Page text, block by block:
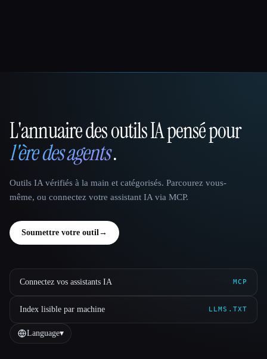
That AI Collection
L'annuaire des outils IA pensé pour
l'ère des agents.
Outils IA vérifiés à la main et catégorisés. Parcourez vous-
même, ou connectez votre assistant IA via MCP.
Soumettre votre outil→
Connectez vos assistants IA MCP
Index lisible par machine LLMS.TXT
Language▾